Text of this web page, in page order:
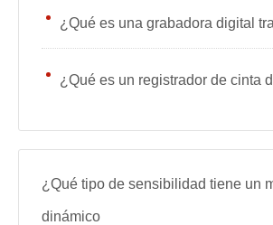
¿Qué es una grabadora digital
¿Qué es un registrador de cinta
¿Qué tipo de sensibilidad tiene un
dinámico